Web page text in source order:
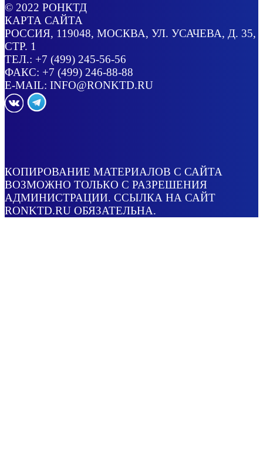
© 2022 РОНКТД
КАРТА САЙТА
РОССИЯ, 119048, МОСКВА, УЛ. УСАЧЕВА, Д. 35,
СТР. 1
ТЕЛ.: +7 (499) 245-56-56
ФАКС: +7 (499) 246-88-88
E-MAIL: INFO@RONKTD.RU
КОПИРОВАНИЕ МАТЕРИАЛОВ С САЙТА
ВОЗМОЖНО ТОЛЬКО С РАЗРЕШЕНИЯ
АДМИНИСТРАЦИИ. ССЫЛКА НА САЙТ
RONKTD.RU ОБЯЗАТЕЛЬНА.